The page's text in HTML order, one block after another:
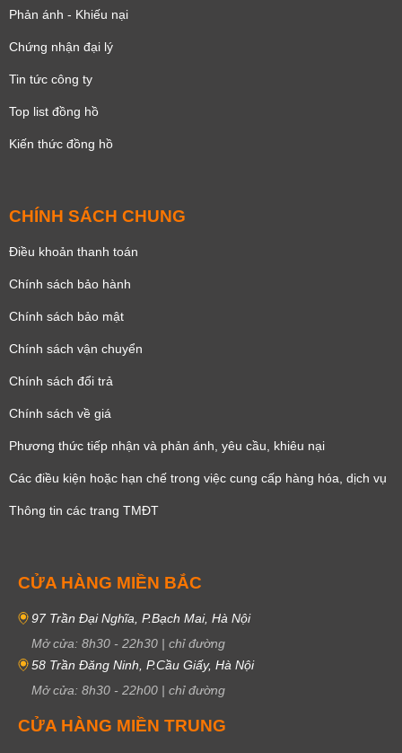
Phản ánh - Khiếu nại
Chứng nhận đại lý
Tin tức công ty
Top list đồng hồ
Kiến thức đồng hồ
CHÍNH SÁCH CHUNG
Điều khoản thanh toán
Chính sách bảo hành
Chính sách bảo mật
Chính sách vận chuyển
Chính sách đổi trả
Chính sách về giá
Phương thức tiếp nhận và phản ánh, yêu cầu, khiêu nại
Các điều kiện hoặc hạn chế trong việc cung cấp hàng hóa, dịch vụ
Thông tin các trang TMĐT
CỬA HÀNG MIỀN BẮC
97 Trần Đại Nghĩa, P.Bạch Mai, Hà Nội
Mở cửa: 8h30 - 22h30 | chỉ đường
58 Trần Đăng Ninh, P.Cầu Giấy, Hà Nội
Mở cửa: 8h30 - 22h00 | chỉ đường
CỬA HÀNG MIỀN TRUNG